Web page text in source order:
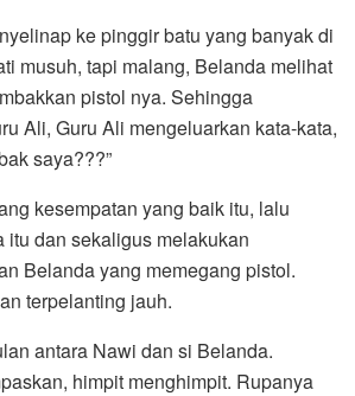
ke pinggir batu yang banyak di
musuh, tapi malang, Belanda melihat
pistol nya. Sehingga
Ali, Guru Ali mengeluarkan kata-kata,
saya???”
kesempatan yang baik itu, lalu
itu dan sekaligus melakukan
Belanda yang memegang pistol.
terpelanting jauh.
antara Nawi dan si Belanda.
himpit menghimpit. Rupanya